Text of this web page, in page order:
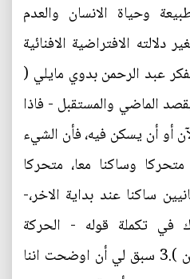
وحياة الانسان والعدم
الافتراضية الافنائية
عبد الرحمن بدوي مايلي (
الماضي والمستقبل - فاذا
أو أن يسكن فيه، فأن الشيء
وساكنا معا، متحركا
ساكنا عند بداية الاخر،-
في تكملة قوله - الحركة
والسكون في الآن غير ممكن ).3 سبق لي أن اوضحت اننا